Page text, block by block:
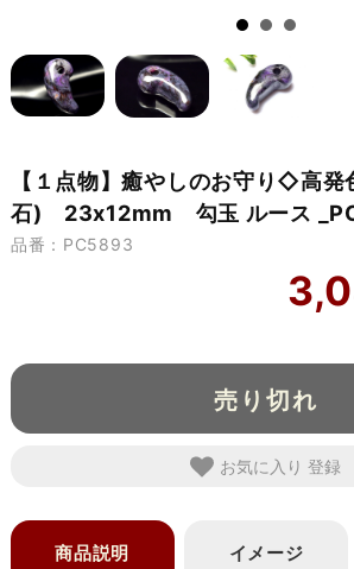
【１点物】癒やしのお守り◇高
石) 23x12mm 勾玉 ルース
品番：PC5893
売り切れ
お気に入り
商品説明 イメージ